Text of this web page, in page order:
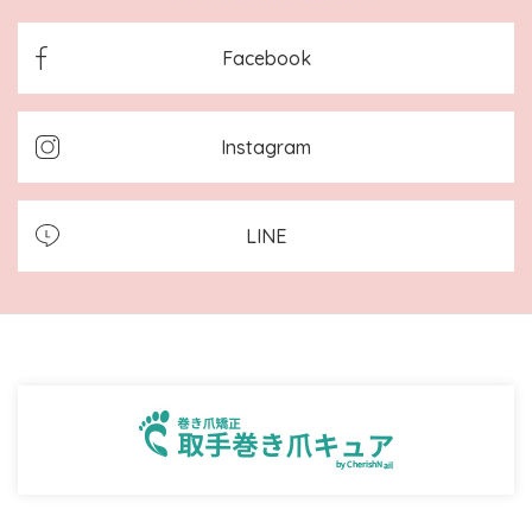
Facebook
Instagram
LINE